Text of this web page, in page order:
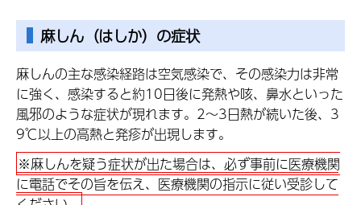
麻しん（はしか）の症状
麻しんの主な感染経路は空気感染で、その感染力は非常
に強く、感染すると約10日後に発熱や咳、鼻水といった
風邪のような症状が現れます。2～3日熱が続いた後、3
9℃以上の高熱と発疹が出現します。
※麻しんを疑う症状が出た場合は、必ず事前に医療機関
に電話でその旨を伝え、医療機関の指示に従い受診して